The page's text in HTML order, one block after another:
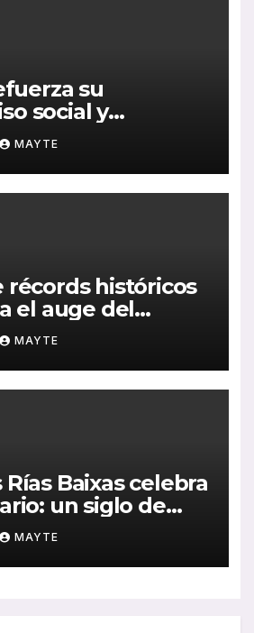
su
social y
con la
de su Memoria de
MAYTE
récords históricos
el auge del
en San
MAYTE
Baixas celebra
un siglo de
familiar y
con el
gallego
MAYTE